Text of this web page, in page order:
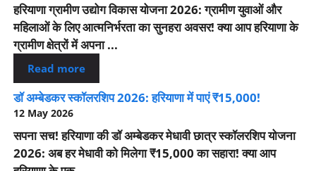
हरियाणा ग्रामीण उद्योग विकास योजना 2026: ग्रामीण युवाओं और
महिलाओं के लिए आत्मनिर्भरता का सुनहरा अवसर! क्या आप हरियाणा के
ग्रामीण क्षेत्रों में अपना ...
Read more
डॉ अम्बेडकर स्कॉलरशिप 2026: हरियाणा में पाएं ₹15,000!
12 May 2026
सपना सच! हरियाणा की डॉ अम्बेडकर मेधावी छात्र स्कॉलरशिप योजना
2026: अब हर मेधावी को मिलेगा ₹15,000 का सहारा! क्या आप